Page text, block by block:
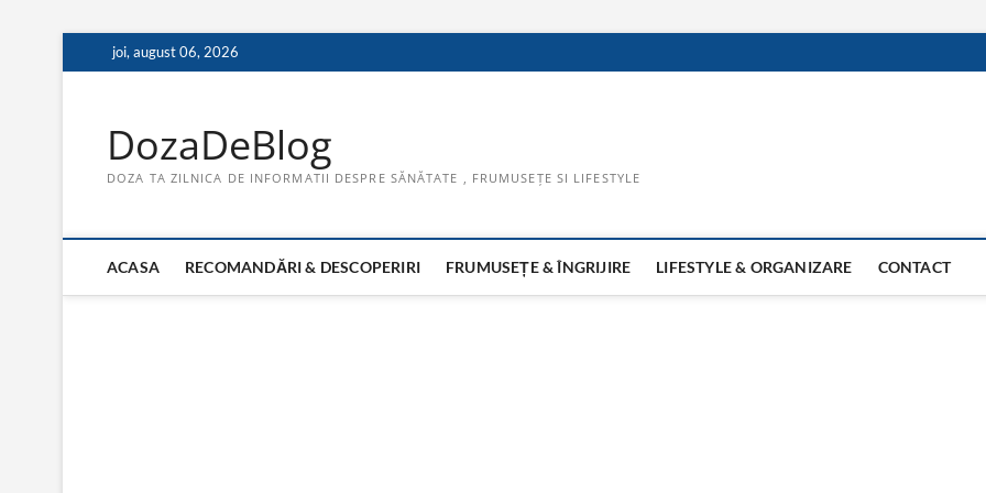
to
joi, august 06, 2026
DozaDeBlog
DOZA TA ZILNICA DE INFORMATII DESPRE SĂNĂTATE , FRUMUSEȚE SI LIFESTYLE
ACASA RECOMANDĂRI & DESCOPERIRI FRUMUSEȚE & ÎNGRIJIRE LIFESTYLE & ORGANIZARE CONTACT